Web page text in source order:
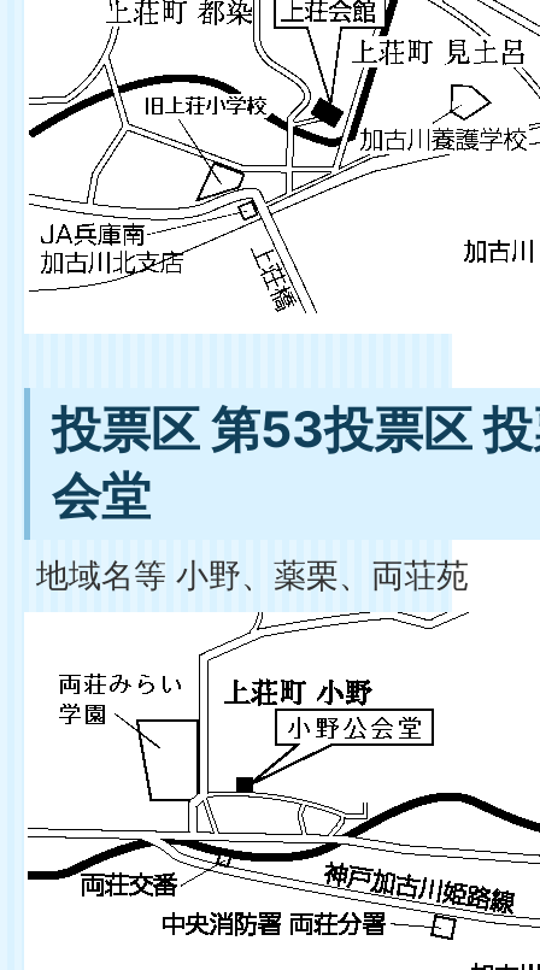
投票区 第53投票区
会堂
地域名等 小野、薬栗、両荘苑